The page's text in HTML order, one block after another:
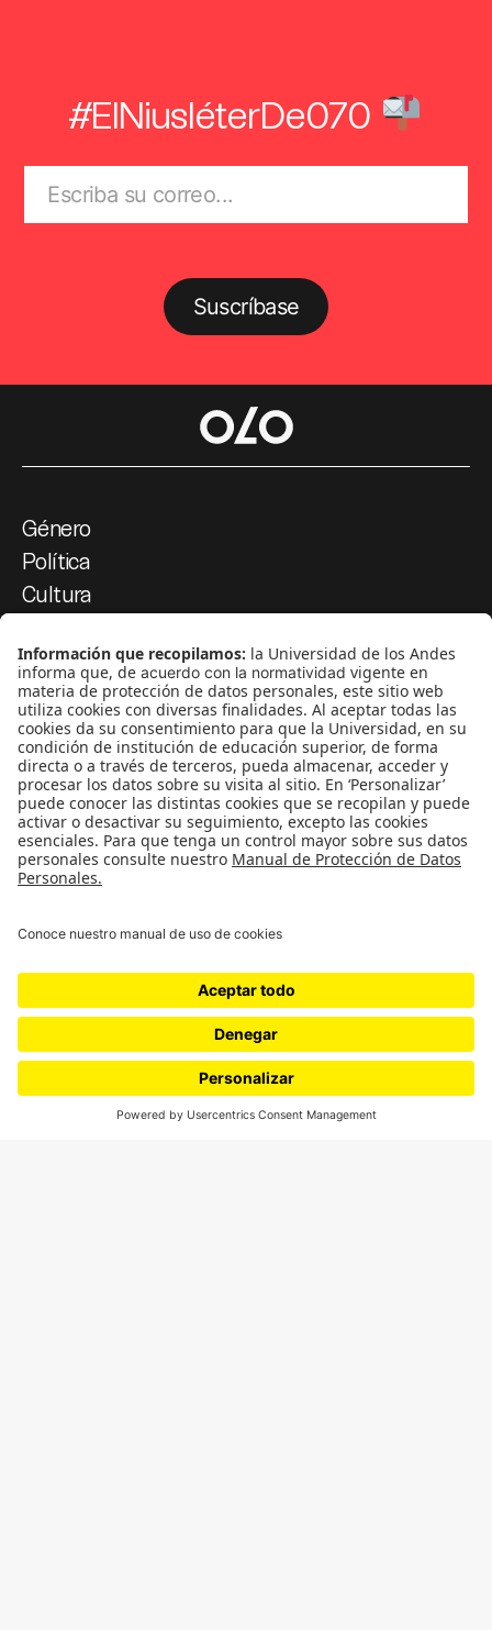
#ElNiusléterDe070
Suscríbase
Género
Política
Cultura
Medios y periodismo
Ciudad
Movilización social
¿Quiénes somos?
Podcasts
Ediciones especiales
Proyectos 070